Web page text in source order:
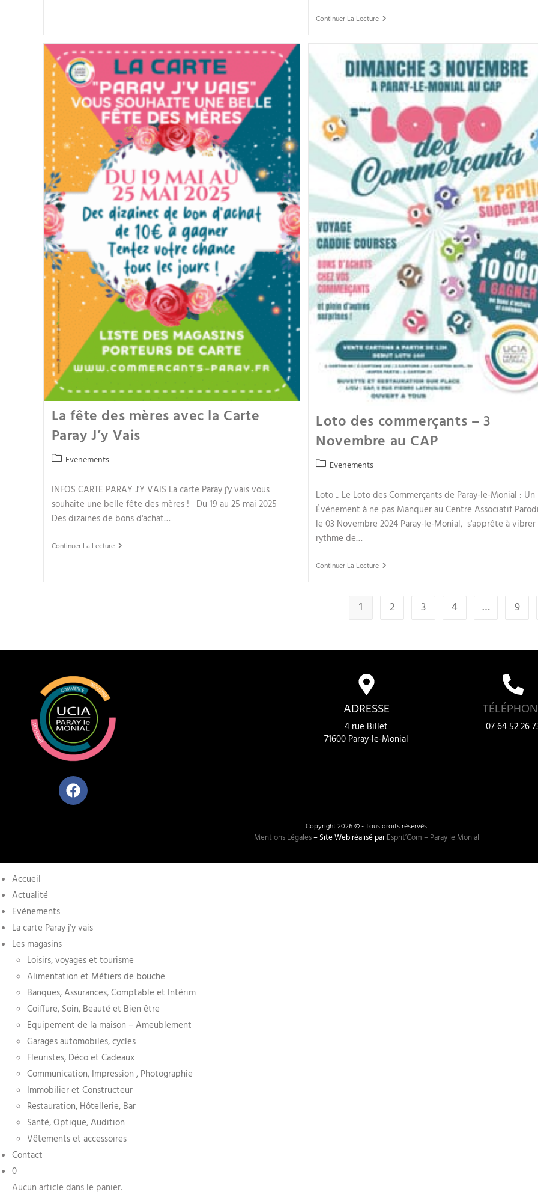
Continuer La Lecture
La fête des mères avec la Carte
Paray J’y Vais
Evenements
INFOS CARTE PARAY J'Y VAIS La carte Paray j'y vais vous
souhaite une belle fête des mères ! Du 19 au 25 mai 2025
Des dizaines de bons d'achat…
Continuer La Lecture
Loto des commerçants – 3
Novembre au CAP
Evenements
Loto ... Le Loto des Commerçants de Paray-le-Monial : Un
Événement à ne pas Manquer au Centre Associatif
le 03 Novembre 2024 Paray-le-Monial, s'apprête à vibrer
rythme de…
Continuer La Lecture
1 2 3 4 … 9
ADRESSE
4 rue Billet
71600 Paray-le-Monial
07 64 52 26
Copyright 2026 © - Tous droits réservés
Mentions Légales– Site Web réalisé parEsprit’Com – Paray le Monial
Accueil
Actualité
Evénements
La carte Paray j’y vais
Les magasins
Loisirs, voyages et tourisme
Alimentation et Métiers de bouche
Banques, Assurances, Comptable et Intérim
Coiffure, Soin, Beauté et Bien être
Equipement de la maison – Ameublement
Garages automobiles, cycles
Fleuristes, Déco et Cadeaux
Communication, Impression , Photographie
Immobilier et Constructeur
Restauration, Hôtellerie, Bar
Santé, Optique, Audition
Vêtements et accessoires
Contact
0
Aucun article dans le panier.